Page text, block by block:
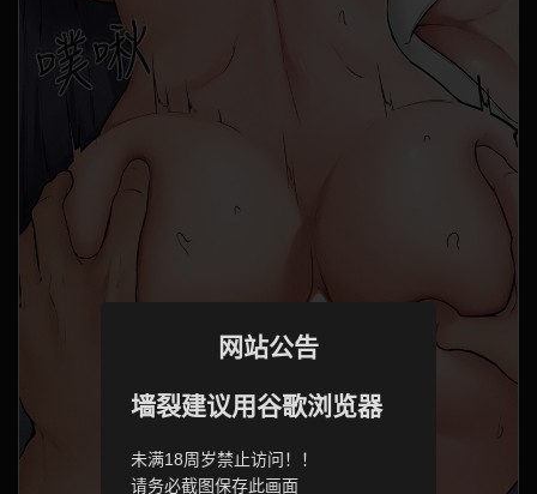
网站公告
墙裂建议用谷歌浏览器
未满18周岁禁止访问！！
请务必截图保存此画面